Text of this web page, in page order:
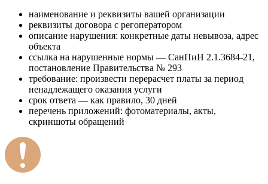
наименование и реквизиты вашей организации
реквизиты договора с регоператором
описание нарушения: конкретные даты невывоза, адрес
объекта
ссылка на нарушенные нормы — СанПиН 2.1.3684-21,
постановление Правительства № 293
требование: произвести перерасчет платы за период
ненадлежащего оказания услуги
срок ответа — как правило, 30 дней
перечень приложений: фотоматериалы, акты,
скриншоты обращений